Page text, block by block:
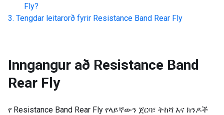
Fly?
Tengdar leitarorð fyrir Resistance Band Rear Fly
Inngangur að Resistance Band
Rear Fly
የ Resistance Band Rear Fly የላይኛውን ጀርባ፣ ትከሻ እና ክንዶች